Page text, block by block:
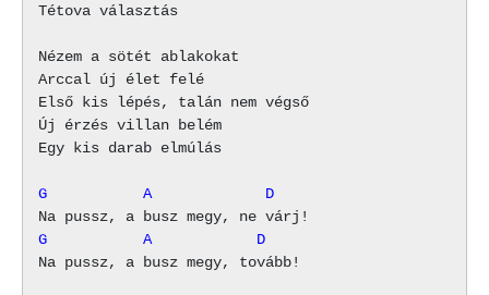
Tétova választás
Nézem a sötét ablakokat
Arccal új élet felé
Első kis lépés, talán nem végső
Új érzés villan belém
Egy kis darab elmúlás
G           A             D
G           A            D
Na pussz, a busz megy, tovább!